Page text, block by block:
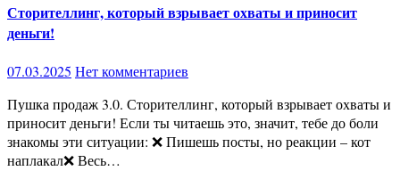
Сторителлинг, который взрывает охваты и приносит
деньги!
07.03.2025 Нет комментариев
Пушка продаж 3.0. Сторителлинг, который взрывает охваты и
приносит деньги! Если ты читаешь это, значит, тебе до боли
знакомы эти ситуации: ❌ Пишешь посты, но реакции – кот
наплакал❌ Весь…